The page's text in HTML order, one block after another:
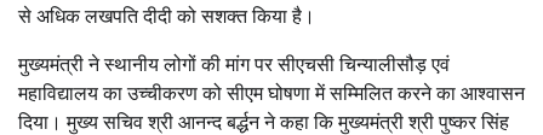
से अधिक लखपति दीदी को सशक्त किया है।
मुख्यमंत्री ने स्थानीय लोगों की मांग पर सीएचसी चिन्यालीसौड़ एवं
महाविद्यालय का उच्चीकरण को सीएम घोषणा में सम्मिलित करने का आश्वासन
दिया। मुख्य सचिव श्री आनन्द बर्द्धन ने कहा कि मुख्यमंत्री श्री पुष्कर सिंह